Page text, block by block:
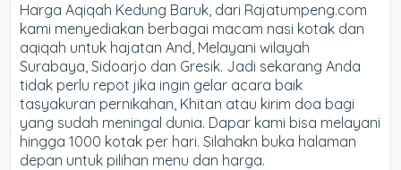
Harga Aqiqah Kedung Baruk, dari Rajatumpeng.com
kami menyediakan berbagai macam nasi kotak dan
aqiqah untuk hajatan And, Melayani wilayah
Surabaya, Sidoarjo dan Gresik. Jadi sekarang Anda
tidak perlu repot jika ingin gelar acara baik
tasyakuran pernikahan, Khitan atau kirim doa bagi
yang sudah meningal dunia. Dapar kami bisa melayani
hingga 1000 kotak per hari. Silahakn buka halaman
depan untuk pilihan menu dan harga.